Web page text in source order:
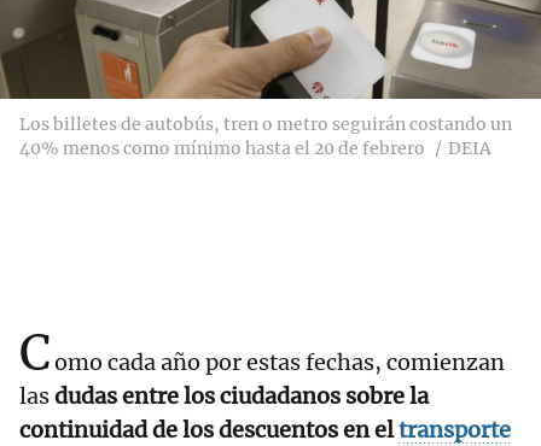
Los billetes de autobús, tren o metro seguirán costando un
40% menos como mínimo hasta el 20 de febrero
DEIA
Como cada año por estas fechas, comienzan
lasdudas entre los ciudadanos sobre la
continuidad de los descuentos en eltransporte